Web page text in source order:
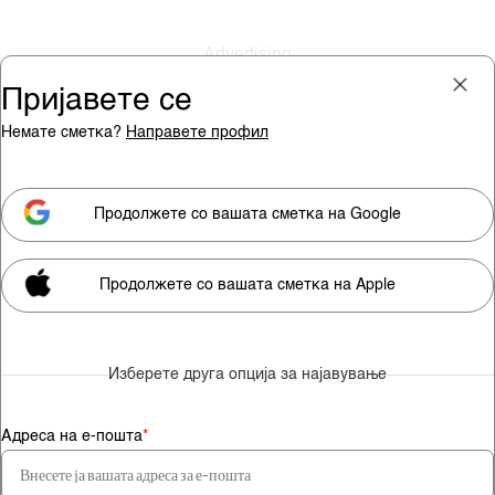
Мора да сте претплатник за
да гледате видео содржини.
Претплатете се
Пријавете се
Немате сметка? Направете профил
Продолжете со вашата сметка на Google
Продолжете со вашата сметка на Apple
Изберете друга опција за најавување
Адреса на е-пошта*